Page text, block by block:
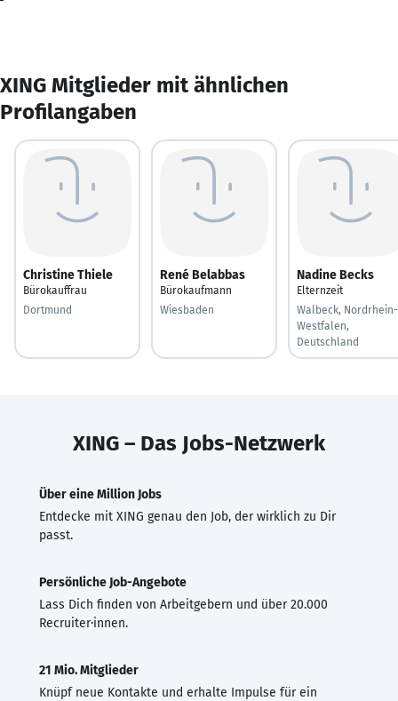
XING Mitglieder mit ähnlichen
Profilangaben
Christine Thiele
Bürokauffrau
Dortmund
René Belabbas
Bürokaufmann
Wiesbaden
Nadine Becks
Elternzeit
Walbeck, Nordrhein-
Westfalen,
Deutschland
XING – Das Jobs-Netzwerk
Über eine Million Jobs
Entdecke mit XING genau den Job, der wirklich zu Dir
passt.
Persönliche Job-Angebote
Lass Dich finden von Arbeitgebern und über 20.000
Recruiter·innen.
21 Mio. Mitglieder
Knüpf neue Kontakte und erhalte Impulse für ein